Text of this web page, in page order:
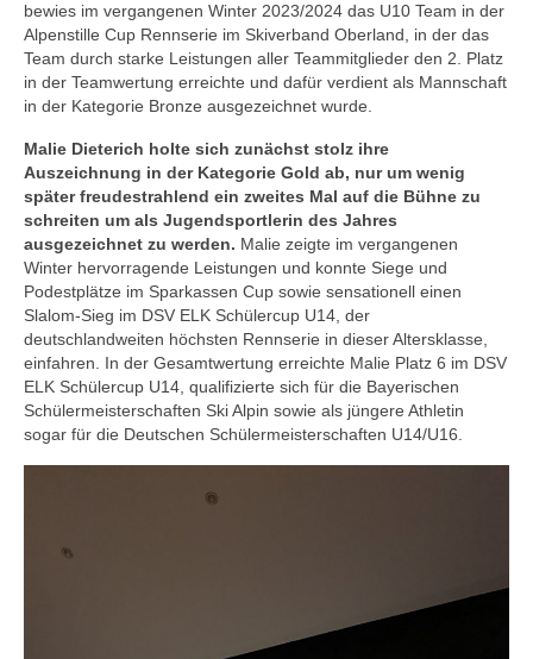
bewies im vergangenen Winter 2023/2024 das U10 Team in der
Alpenstille Cup Rennserie im Skiverband Oberland, in der das
Team durch starke Leistungen aller Teammitglieder den 2. Platz
in der Teamwertung erreichte und dafür verdient als Mannschaft
in der Kategorie Bronze ausgezeichnet wurde.
Malie Dieterich holte sich zunächst stolz ihre
Auszeichnung in der Kategorie Gold ab, nur um wenig
später freudestrahlend ein zweites Mal auf die Bühne zu
schreiten um als Jugendsportlerin des Jahres
ausgezeichnet zu werden. Malie zeigte im vergangenen
Winter hervorragende Leistungen und konnte Siege und
Podestplätze im Sparkassen Cup sowie sensationell einen
Slalom-Sieg im DSV ELK Schülercup U14, der
deutschlandweiten höchsten Rennserie in dieser Altersklasse,
einfahren. In der Gesamtwertung erreichte Malie Platz 6 im DSV
ELK Schülercup U14, qualifizierte sich für die Bayerischen
Schülermeisterschaften Ski Alpin sowie als jüngere Athletin
sogar für die Deutschen Schülermeisterschaften U14/U16.